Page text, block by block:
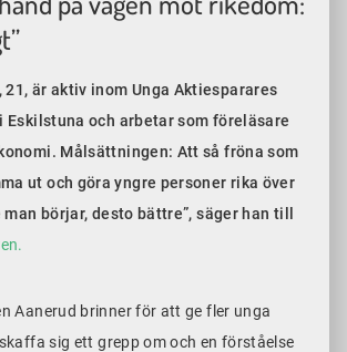
21, är aktiv inom Unga Aktiesparares
Eskilstuna och arbetar som föreläsare
Målsättningen: Att så fröna som
ut och göra yngre personer rika över
börjar, desto bättre”, säger han till
Aanerud brinner för att ge fler unga
sig ett grepp om och en förståelse